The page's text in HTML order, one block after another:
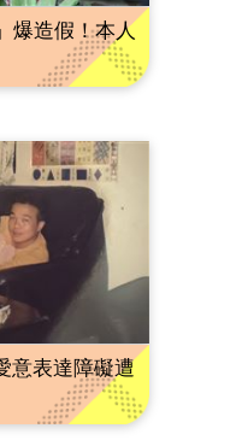
爆造假！本人
表達障礙遭